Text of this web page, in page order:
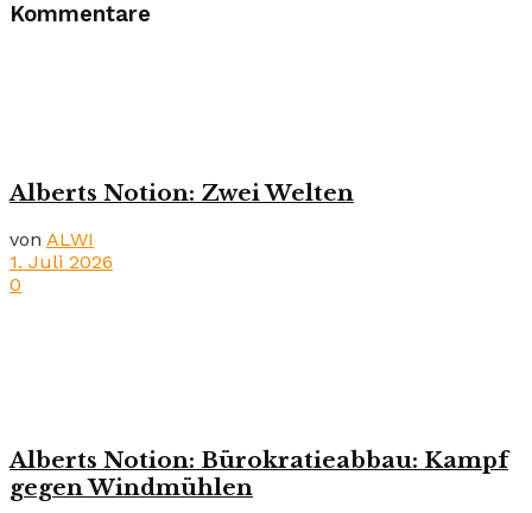
Kommentare
Alberts Notion: Zwei Welten
von ALWI
1. Juli 2026
0
Alberts Notion: Bürokratieabbau: Kampf
gegen Windmühlen